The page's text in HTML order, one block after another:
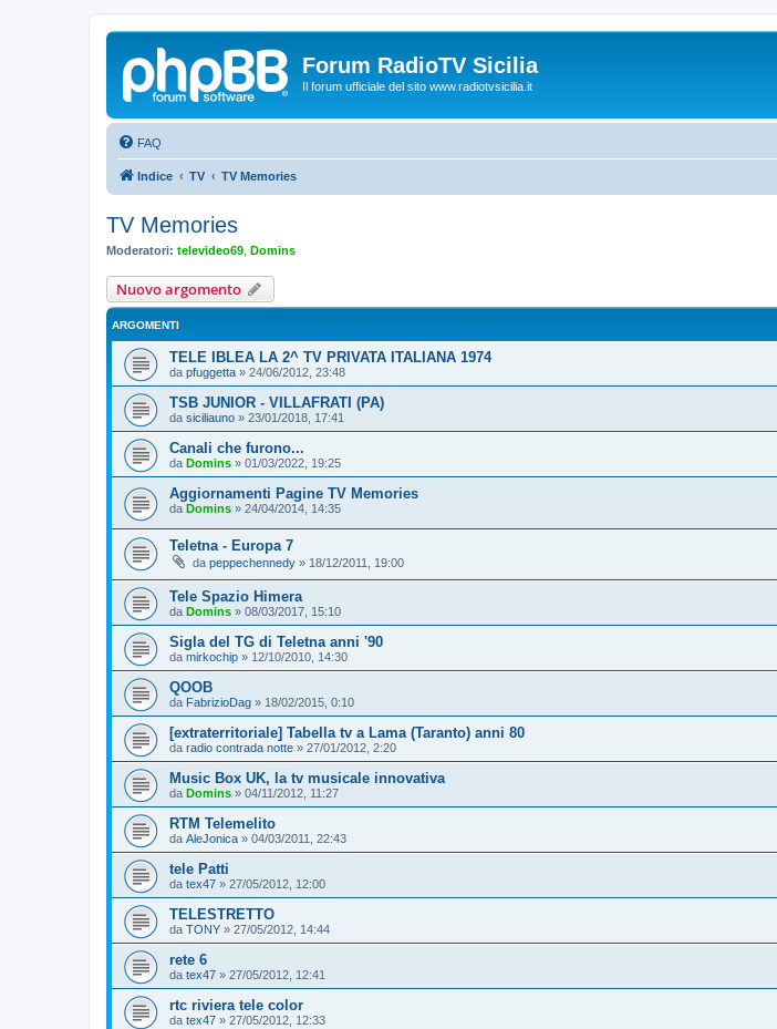
Forum RadioTV Sicilia
Il forum ufficiale del sito www.radiotvsicilia.it
FAQ
Indice TV TV Memories
TV Memories
Moderatori: televideo69 Domins
Nuovo argomento
ARGOMENTI
TELE IBLEA LA 2^ TV PRIVATA ITALIANA 1974
da pfuggetta » 24/06/2012, 23:48
TSB JUNIOR - VILLAFRATI (PA)
da siciliauno » 23/01/2018, 17:41
Canali che furono...
da Domins » 01/03/2022, 19:25
Aggiornamenti Pagine TV Memories
da Domins » 24/04/2014, 14:35
Teletna - Europa 7
da peppechennedy » 18/12/2011, 19:00
Tele Spazio Himera
da Domins » 08/03/2017, 15:10
Sigla del TG di Teletna anni '90
da mirkochip » 12/10/2010, 14:30
QOOB
da FabrizioDag » 18/02/2015, 0:10
[extraterritoriale] Tabella tv a Lama (Taranto) anni 80
da radio contrada notte » 27/01/2012, 2:20
Music Box UK, la tv musicale innovativa
da Domins » 04/11/2012, 11:27
RTM Telemelito
da AleJonica » 04/03/2011, 22:43
tele Patti
da tex47 » 27/05/2012, 12:00
TELESTRETTO
da TONY » 27/05/2012, 14:44
rete 6
da tex47 » 27/05/2012, 12:41
rtc riviera tele color
da tex47 » 27/05/2012, 12:33